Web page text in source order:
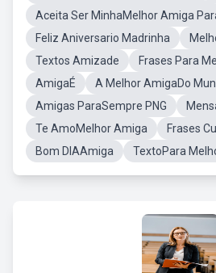
Aceita Ser MinhaMelhor Amiga
Feliz Aniversario Madrinha
Textos Amizade
Frases Para
AmigaÉ
A Melhor AmigaDo
Amigas ParaSempre PNG
Te AmoMelhor Amiga
Frases
Bom DIAAmiga
TextoPara